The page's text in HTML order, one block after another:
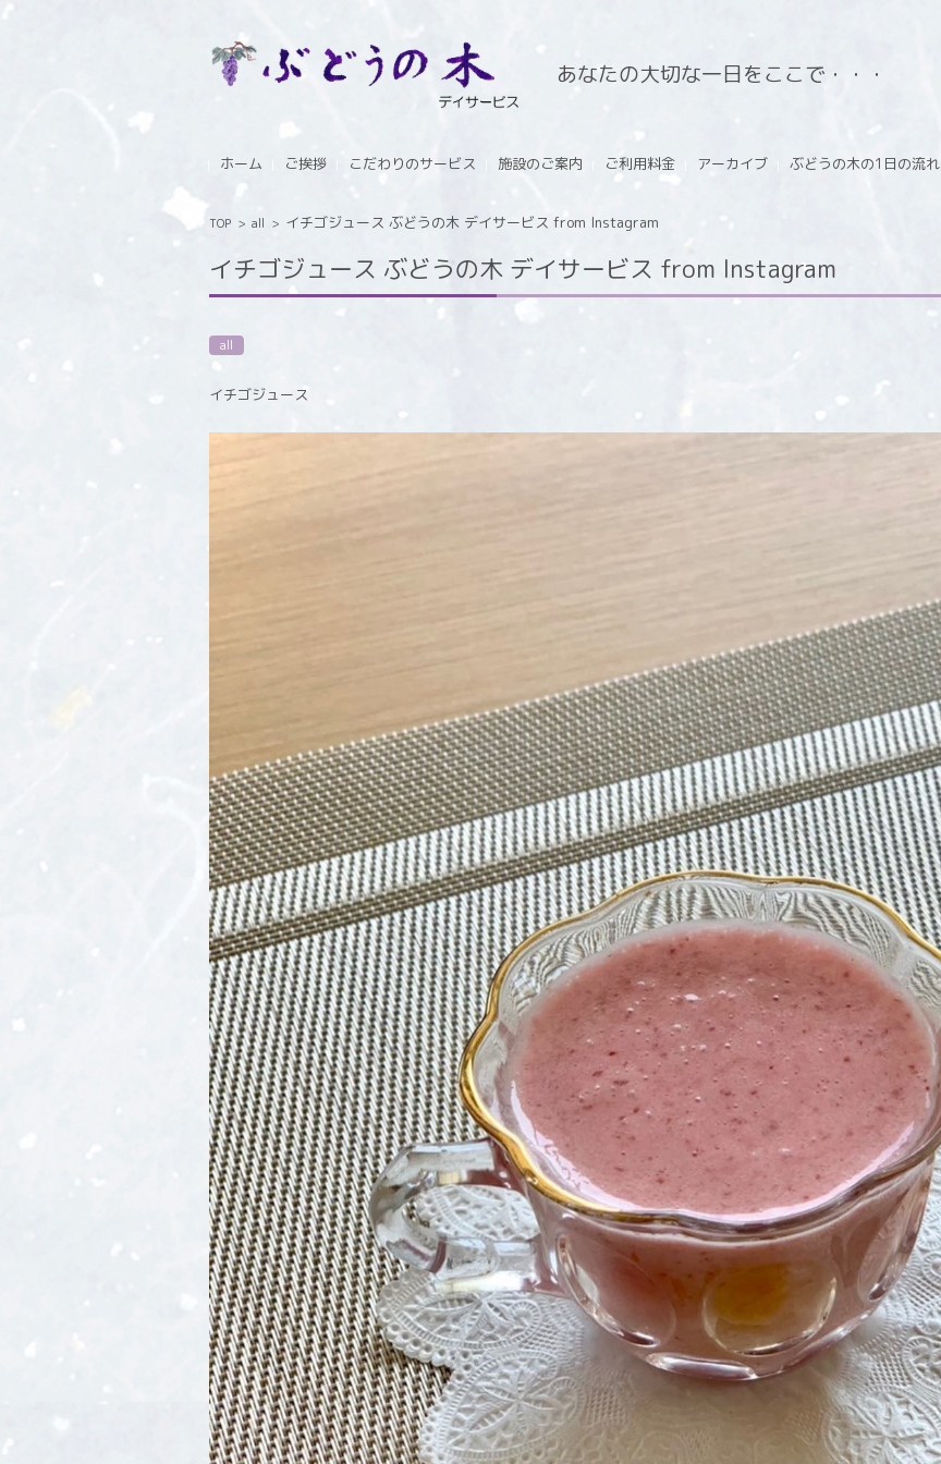
あなたの大切な一日をここで・・・
ホーム
ご挨拶 こだわりのサービス 施設のご案内 ご利用料金 アーカイブ ぶどうの木の1日の流れ
TOP > all > イチゴジュース ぶどうの木 デイサービス from Instagram
イチゴジュース ぶどうの木 デイサービス from Instagram
all
イチゴジュース